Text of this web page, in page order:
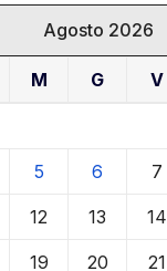
Agosto 2026
M G V
5 6 7
12 13 14
19 20 21